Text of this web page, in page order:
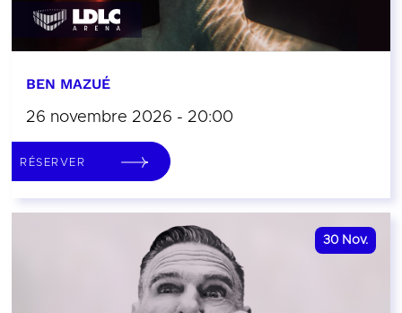
BEN MAZUÉ
26 novembre 2026 - 20:00
RÉSERVER
30 Nov.